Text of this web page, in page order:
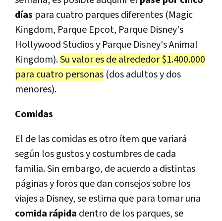
días para cuatro parques diferentes (Magic
Kingdom, Parque Epcot, Parque Disney's
Hollywood Studios y Parque Disney's Animal
Kingdom).Su valor es de alrededor $1.400.000
para cuatro personas (dos adultos y dos
menores).
Comidas
El de las comidas es otro ítem que variará
según los gustos y costumbres de cada
familia. Sin embargo, de acuerdo a distintas
páginas y foros que dan consejos sobre los
viajes a Disney, se estima que para tomar una
comida rápida dentro de los parques, se